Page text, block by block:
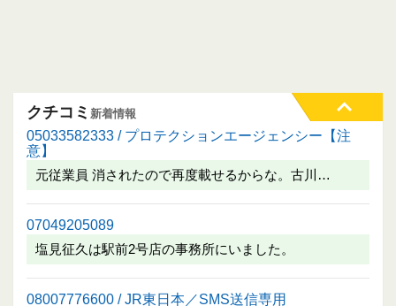
クチコミ 新着情報
05033582333 / プロテクションエージェンシー【注
意】
元従業員 消されたので再度載せるからな。古川…
07049205089
塩見征久は駅前2号店の事務所にいました。
08007776600 / JR東日本／SMS送信専用